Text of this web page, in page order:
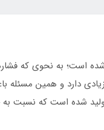
است؛ به نحوی که
دارد و همین
شده است که نسبت به